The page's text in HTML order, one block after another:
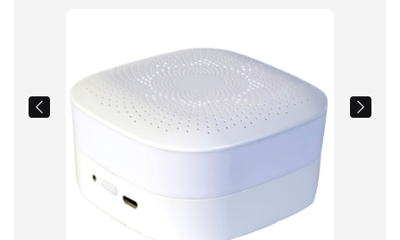
produit